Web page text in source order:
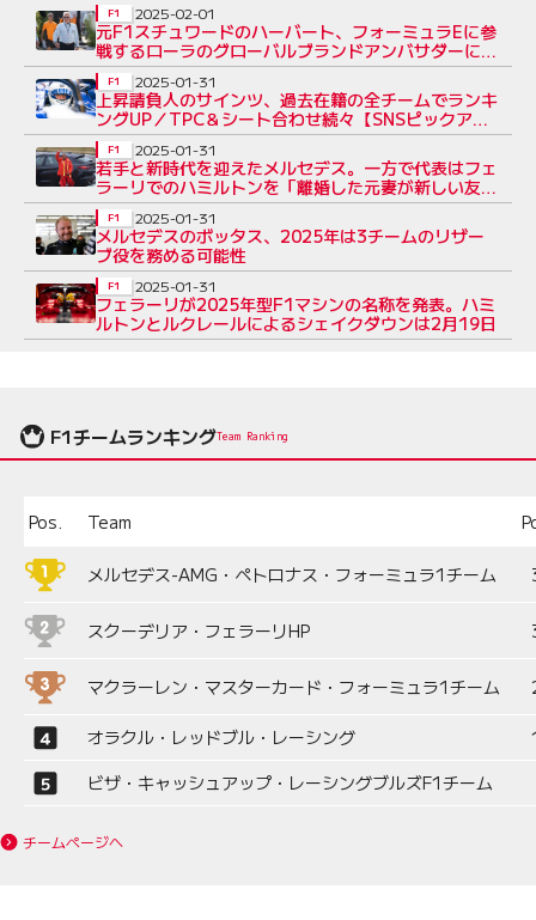
元F1スチュワードのハーバート、フォーミュラEに参
戦するローラのグローバルブランドアンバサダーに就
任
F1 2025-02-01
上昇請負人のサインツ、過去在籍の全チームでランキ
ングUP／TPC＆シート合わせ続々【SNSピックアッ
プ今週のF1界】
F1 2025-01-31
若手と新時代を迎えたメルセデス。一方で代表はフェ
ラーリでのハミルトンを「離婚した元妻が新しい友人
といるよう」だと語る
F1 2025-01-31
メルセデスのボッタス、2025年は3チームのリザー
ブ役を務める可能性
F1 2025-01-31
フェラーリが2025年型F1マシンの名称を発表。ハミ
ルトンとルクレールによるシェイクダウンは2月19日
F1 2025-01-31
F1チームランキングTeam Ranking
Pos. Team
メルセデス-AMG・ペトロナス・フォーミュラ1チーム
スクーデリア・フェラーリHP
マクラーレン・マスターカード・フォーミュラ1チーム
オラクル・レッドブル・レーシング
ビザ・キャッシュアップ・レーシングブルズF1チーム
チームページへ